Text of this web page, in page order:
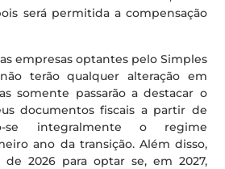
será permitida a compensação
empresas optantes pelo Simples
terão qualquer alteração em
somente passarão a destacar o
documentos fiscais a partir de
se integralmente o regime
ano da transição. Além disso,
2026 para optar se, em 2027,